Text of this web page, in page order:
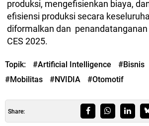
produksi, mengefisienkan biaya,
efisiensi produksi secara
diformalkan dan penandatanganan
CES 2025.
Topik: #Artificial Intelligence #Bisnis
#Mobilitas
#NVIDIA #Otomotif
Share: